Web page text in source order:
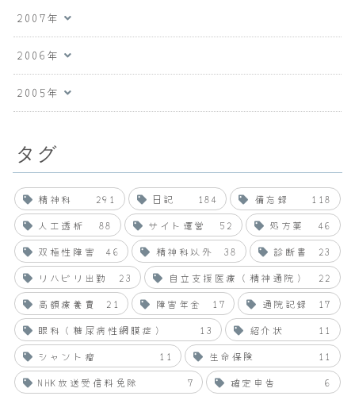
2007年
2006年
2005年
タグ
精神科 291 日記 184 備忘録
118
人工透析
88 サイト運営 52 処方薬
46
双極性障害
46 精神科以外 38 診断書
23
リハビリ出勤
23 自立支援医療（精神通院）
22
高額療養費
21 障害年金 17 通院記録
17
眼科（糖尿病性網膜症）
13 紹介状
11
シャント瘤
11 生命保険
11
NHK放送受信料免除
7 確定申告 6